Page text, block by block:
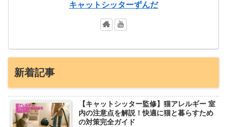
キャットシッターずんだ
新着記事
【キャットシッター監修】猫アレルギー 室
内の注意点を解説！快適に猫と暮らすため
の対策完全ガイド